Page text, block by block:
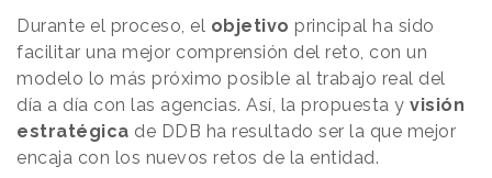
Durante el proceso, el objetivo principal ha sido
facilitar una mejor comprensión del reto, con un
modelo lo más próximo posible al trabajo real del
día a día con las agencias. Así, la propuesta y visión
estratégica de DDB ha resultado ser la que mejor
encaja con los nuevos retos de la entidad.